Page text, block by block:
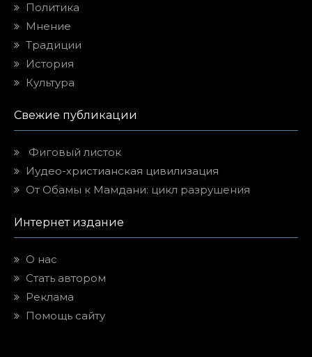
Политика
Мнение
Традиции
История
Культура
Свежие публикации
Фиговый листок
Иудео-христианская цивилизация
От Обамы к Мамдани: цикл разрушения
Интернет издание
О нас
Стать автором
Реклама
Помощь сайту